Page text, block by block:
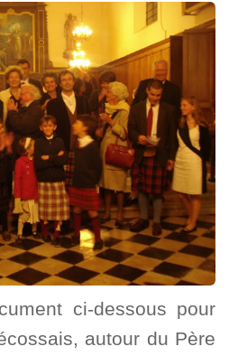
ci-dessous pour
autour du Père